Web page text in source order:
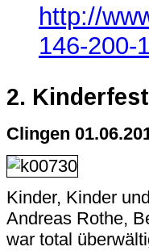
http://
146-200-
2.
Clingen
Kinder, Kinder
Andreas Rothe,
war total